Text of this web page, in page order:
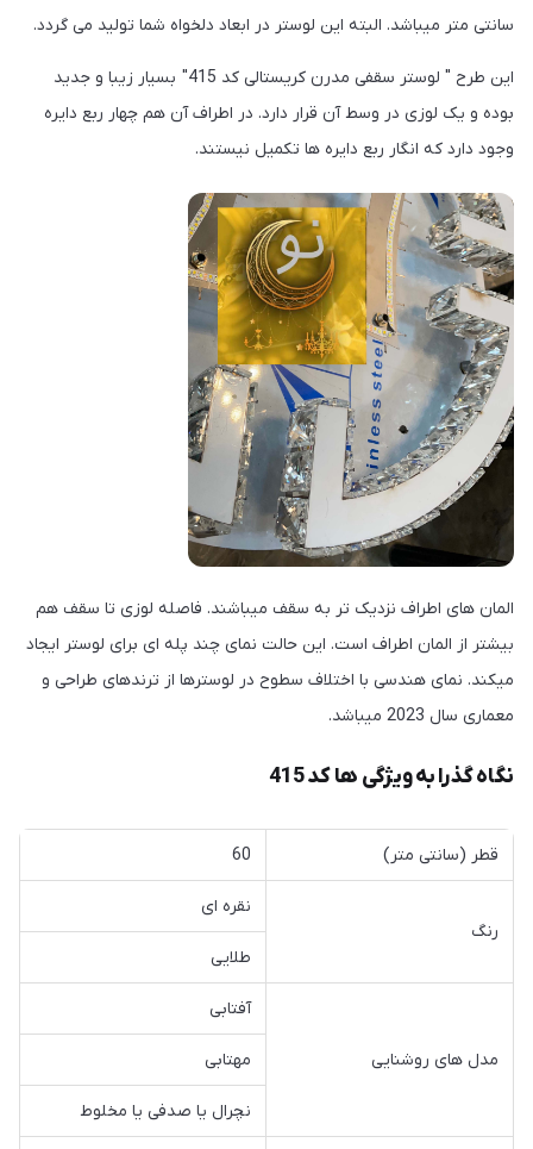
سانتی متر میباشد. البته این لوستر در ابعاد دلخواه شما تولید می گردد.
این طرح " لوستر سقفی مدرن کریستالی کد 415" بسیار زیبا و جدید
بوده و یک لوزی در وسط آن قرار دارد. در اطراف آن هم چهار ربع دایره
وجود دارد که انگار ربع دایره ها تکمیل نیستند.
المان های اطراف نزدیک تر به سقف میباشند. فاصله لوزی تا سقف هم
بیشتر از المان اطراف است. این حالت نمای چند پله ای برای لوستر ایجاد
میکند. نمای هندسی با اختلاف سطوح در لوسترها از ترندهای طراحی و
معماری سال 2023 میباشد.
نگاه گذرا به ویژگی ها کد 415
قطر (سانتی متر) 60
رنگ
نقره ای
طلایی
مدل های روشنایی
آفتابی
مهتابی
نچرال یا صدفی یا مخلوط